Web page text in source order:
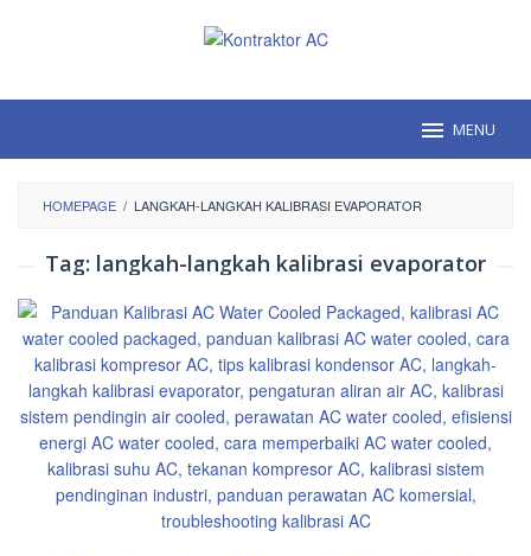
MENU
HOMEPAGE / LANGKAH-LANGKAH KALIBRASI EVAPORATOR
Tag: langkah-langkah kalibrasi evaporator